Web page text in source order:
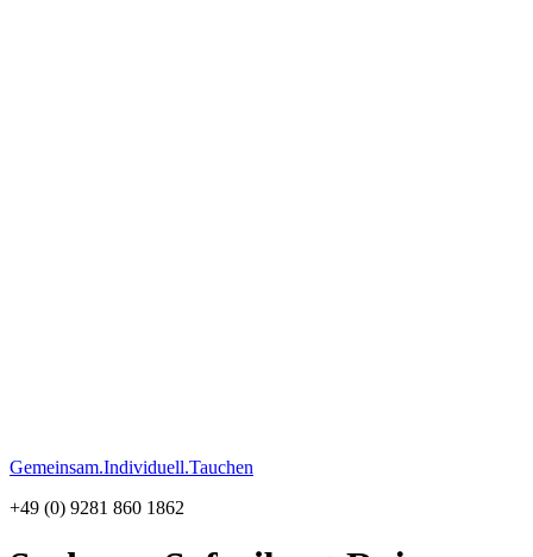
Gemeinsam.Individuell.Tauchen
+49 (0) 9281 860 1862